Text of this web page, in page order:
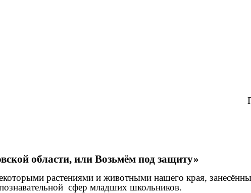
области, или Возьмём под защиту»
растениями и животными нашего края,
познавательной сфер младших школьников.